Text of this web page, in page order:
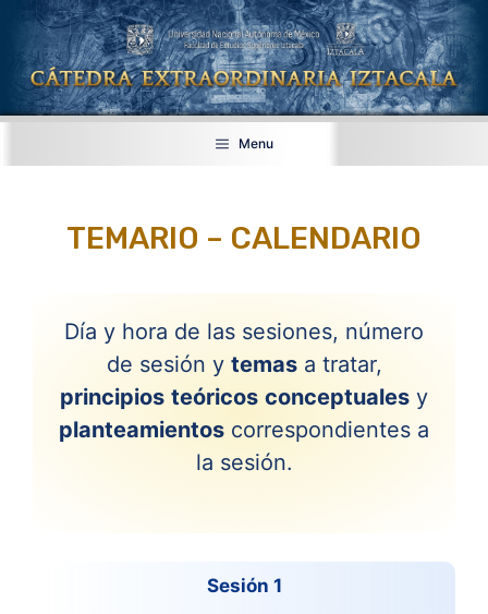
Saltar
contenido
Menu
TEMARIO – CALENDARIO
Día y hora de las sesiones, número
de sesión y temasa tratar,
principios teóricos conceptuales y
planteamientos correspondientes a
la sesión.
Sesión 1